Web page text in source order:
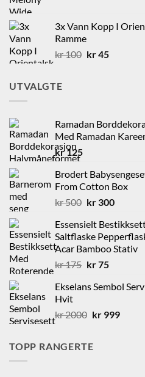
kr 125.kr 60.
3x Vann Kopp I
Ramme
kr100 Opprinnelig
kr45
UTVALGTE
Ramadan
Med Ramadan
kr125
Brodert
From Cotton Box
kr500 Opprinnelig
var:
kr 500.
kr300
er:
kr 300.
Essensielt
Saltflaske
Acar Bamboo Stativ
kr175 Opprinnelig
var:
kr75
er:
Ekselans Sembol
Hvit
kr2000 Opprinnelig
kr 2000.
kr999
TOPP RANGERTE